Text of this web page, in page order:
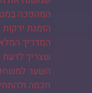
המהפכה
הזמנת
המדריך
שצריך לדעת על בט 365 ועל עולם
חכמה